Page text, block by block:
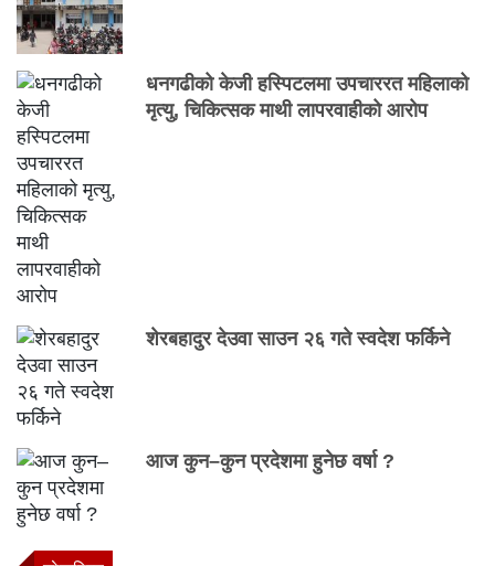
धनगढीको केजी हस्पिटलमा उपचाररत महिलाको
मृत्यु, चिकित्सक माथी लापरवाहीको आरोप
शेरबहादुर देउवा साउन २६ गते स्वदेश फर्किने
आज कुन–कुन प्रदेशमा हुनेछ वर्षा ?